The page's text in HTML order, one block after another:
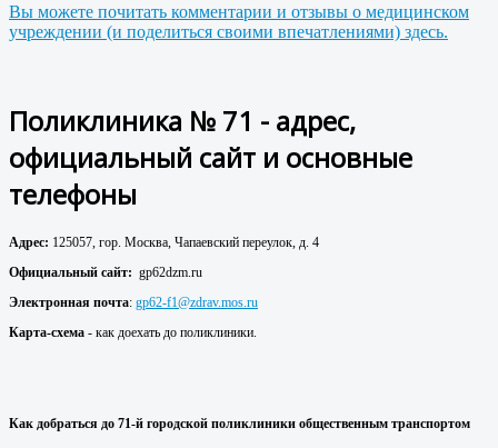
Вы можете почитать комментарии и отзывы о медицинском
учреждении (и поделиться своими впечатлениями) здесь.
Поликлиника № 71 - адрес,
официальный сайт и основные
телефоны
Адрес: 125057, гор. Москва, Чапаевский переулок, д. 4
Официальный сайт: gp62dzm.ru
Электронная почта: gp62-f1@zdrav.mos.ru
Карта-схема - как доехать до поликлиники.
Как добраться до 71-й городской поликлиники общественным транспортом